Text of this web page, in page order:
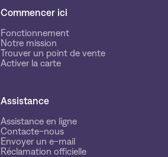
Commencer ici
Fonctionnement
Notre mission
Trouver un point de vente
Activer la carte
Assistance
Assistance en ligne
Contacte-nous
Envoyer un e-mail
Réclamation officielle